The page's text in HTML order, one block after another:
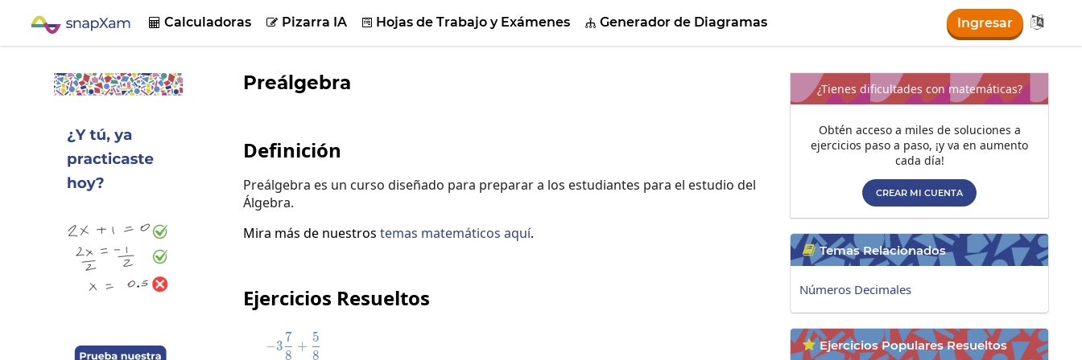
 Calculadoras  Pizarra IA  Hojas de Trabajo y Exámenes  Generador de Diagramas Ingresar 
Preálgebra
Definición
Preálgebra es un curso diseñado para preparar a los estudiantes para el estudio del
Álgebra.
Mira más de nuestros temas matemáticos aquí.
Ejercicios Resueltos
-3\frac{7}{8}+\frac{5}{8}
−3
8
7
+
8
5
¿Tienes dificultades con matemáticas?
Obtén acceso a miles de soluciones a
ejercicios paso a paso, ¡y va en aumento
cada día!
CREAR MI CUENTA
 Temas Relacionados
Números Decimales
 Ejercicios Populares Resueltos